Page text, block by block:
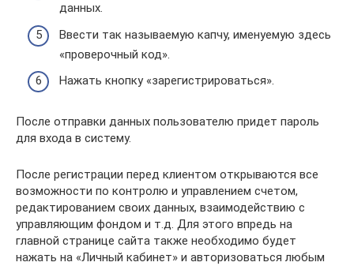
данных.
Ввести так называемую капчу, именуемую здесь
«проверочный код».
Нажать кнопку «зарегистрироваться».
После отправки данных пользователю придет пароль
для входа в систему.
После регистрации перед клиентом открываются все
возможности по контролю и управлением счетом,
редактированием своих данных, взаимодействию с
управляющим фондом и т.д. Для этого впредь на
главной странице сайта также необходимо будет
нажать на «Личный кабинет» и авторизоваться любым